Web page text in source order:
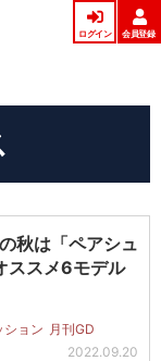
ログイン 会員登録
秋は「ペアシュ
ススメ6モデル
ション 月刊GD
2022.09.20